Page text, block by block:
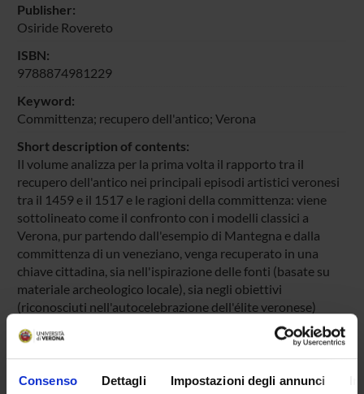
Consenso Dettagli Impostazioni degli annunci
Publisher:
Osiride Rovereto
ISBN:
9788874981229
Keyword:
Committenza; recupero dell'antico; Verona
Short description of contents:
Il volume analizza per la prima volta il rapporto tra il
recupero dell'antico nei principali episodi artistici veronesi
tra il 1459 e il 1517 e le ragioni della committenza: viene
sottolineato come il confronto con i modelli classici a
Verona, pur partendo dall'esempio di Mantegna e dalla
committenza di un veneziano, venga recuperato in una
chiave cittadina, sia nell'ispirazione delle fonti (basate su
materiale archeologico locale), sia negli obiettivi
(riconosciuti nell'autocelebrazione dell'élite veronese)
Product ID:
Handle IRIS: